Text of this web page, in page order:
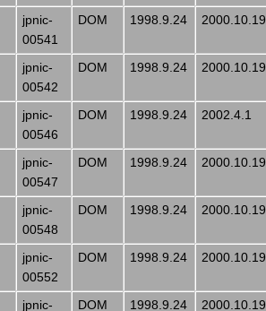
jpnic-
00541
DOM 1998.9.24 2000.10.19
jpnic-
00542
DOM 1998.9.24 2000.10.19
jpnic-
00546
DOM 1998.9.24 2002.4.1
jpnic-
00547
DOM 1998.9.24 2000.10.19
jpnic-
00548
DOM 1998.9.24 2000.10.19
jpnic-
00552
DOM 1998.9.24 2000.10.19
jpnic-
DOM 1998.9.24 2000.10.19